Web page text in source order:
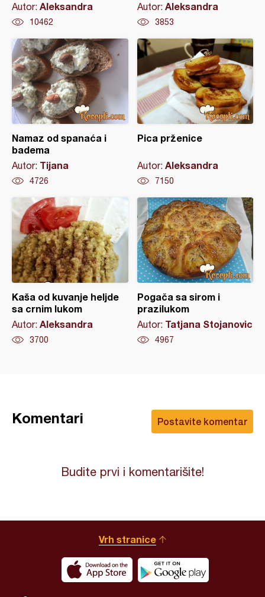
Autor: Aleksandra
10462
Autor: Aleksandra
3853
Namaz od spanaća i
badema
Autor: Tijana
4726
Pica prženice
Autor: Aleksandra
7150
Kaša od kuvanje heljde
sa crnim lukom
Autor: Aleksandra
3700
Pogača sa sirom i
prazilukom
Autor: Tatjana Stojanovic
4967
Postavite komentar
Komentari
Budite prvi i komentarišite!
Vrh stranice